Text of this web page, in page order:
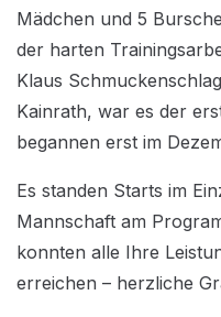
Mädchen und 5
der harten
Klaus
Kainrath, war es der
begannen erst im
Es standen Starts im
Mannschaft am
konnten alle Ihre
erreichen – herzliche